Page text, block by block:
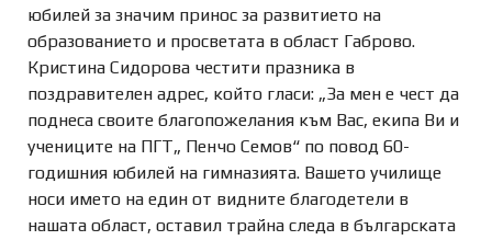
юбилей за значим принос за развитието на
образованието и просветата в област Габрово.
Кристина Сидорова честити празника в
поздравителен адрес, който гласи: „За мен е чест да
поднеса своите благопожелания към Вас, екипа Ви и
учениците на ПГТ„ Пенчо Семов“ по повод 60-
годишния юбилей на гимназията. Вашето училище
носи името на един от видните благодетели в
нашата област, оставил трайна следа в българската